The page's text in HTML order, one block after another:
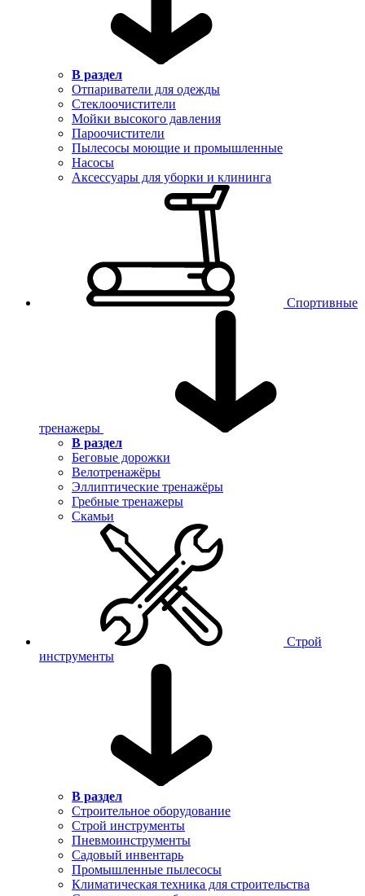
В раздел
Отпариватели для одежды
Стеклоочистители
Мойки высокого давления
Пароочистители
Пылесосы моющие и промышленные
Насосы
Аксессуары для уборки и клининга
Спортивные
тренажеры
В раздел
Беговые дорожки
Велотренажёры
Эллиптические тренажёры
Гребные тренажеры
Скамьи
Строй
инструменты
В раздел
Строительное оборудование
Строй инструменты
Пневмоинструменты
Садовый инвентарь
Промышленные пылесосы
Климатическая техника для строительства